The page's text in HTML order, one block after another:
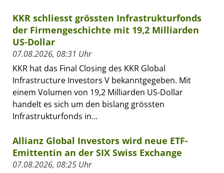
KKR schliesst grössten Infrastrukturfonds
der Firmengeschichte mit 19,2 Milliarden
US-Dollar
07.08.2026, 08:31 Uhr
KKR hat das Final Closing des KKR Global
Infrastructure Investors V bekanntgegeben. Mit
einem Volumen von 19,2 Milliarden US-Dollar
handelt es sich um den bislang grössten
Infrastrukturfonds in...
Allianz Global Investors wird neue ETF-
Emittentin an der SIX Swiss Exchange
07.08.2026, 08:25 Uhr